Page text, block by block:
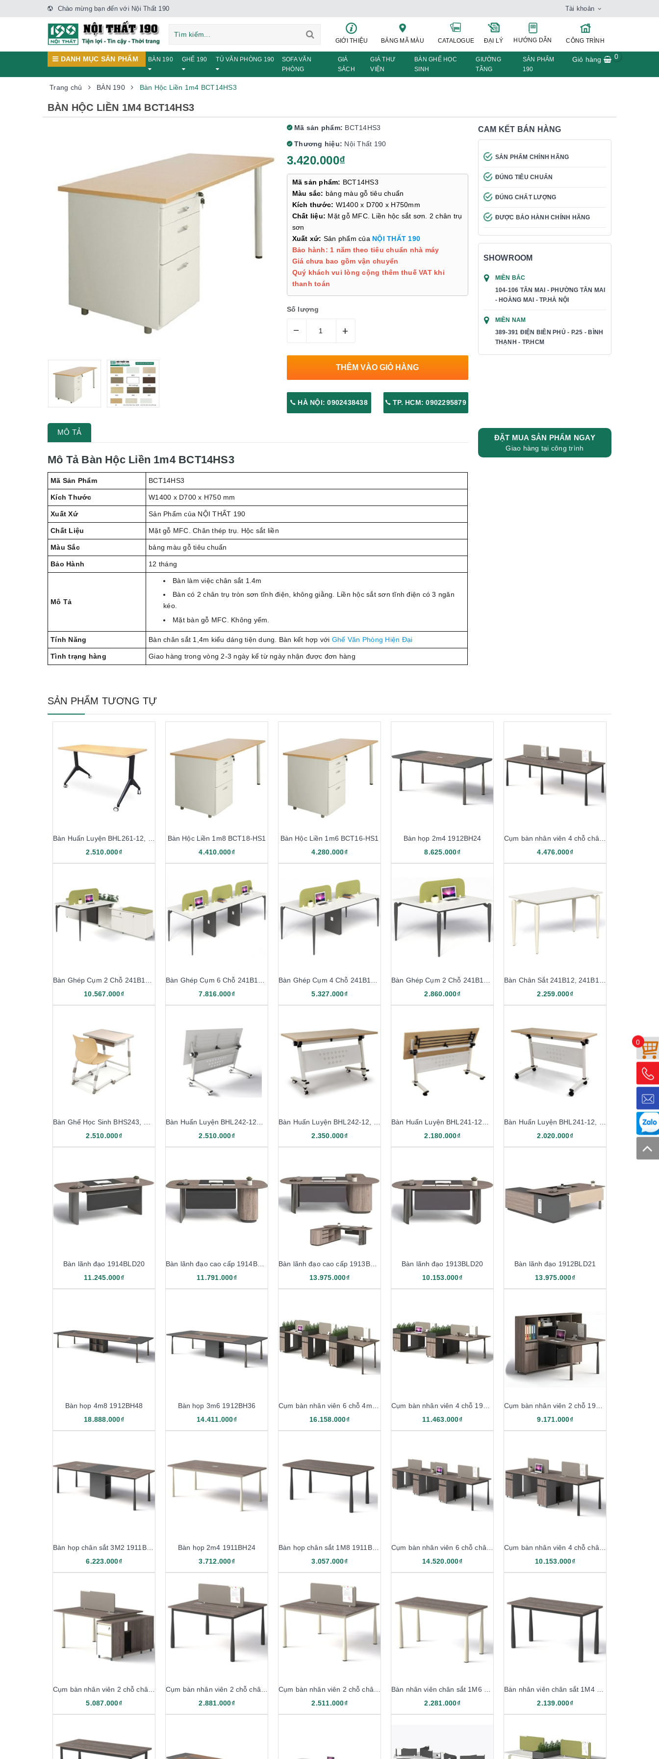
Chào mừng bạn đến với Nội Thất 190 Tài khoản
GIỚI THIỆU BẢNG MÃ MÀU CATALOGUE ĐẠI LÝ HƯỚNG DẪN CÔNG TRÌNH
DANH MỤC SẢN PHẨM BÀN 190 GHẾ 190 TỦ VĂN PHÒNG 190
SOFA VĂN
PHÒNG
GIÁ
SÁCH
GIÁ THƯ
VIỆN
BÀN GHẾ HỌC
SINH
GIƯỜNG
TẦNG
SẢN PHẨM
190
Giỏ hàng 0
Trang chủ BÀN 190 Bàn Hộc Liền 1m4 BCT14HS3
BÀN HỘC LIỀN 1M4 BCT14HS3
Mã sản phẩm: BCT14HS3
Thương hiệu: Nội Thất 190
3.420.000₫
Mã sản phẩm: BCT14HS3
Màu sắc: bảng màu gỗ tiêu chuẩn
Kích thước: W1400 x D700 x H750mm
Chất liệu: Mặt gỗ MFC. Liền hộc sắt sơn. 2 chân trụ
sơn
Xuất xứ: Sản phẩm của NỘI THẤT 190
Bảo hành: 1 năm theo tiêu chuẩn nhà máy
Giá chưa bao gồm vận chuyển
Quý khách vui lòng cộng thêm thuế VAT khi
thanh toán
Số lượng
– +
THÊM VÀO GIỎ HÀNG
HÀ NỘI: 0902438438 TP. HCM: 0902295879
CAM KẾT BÁN HÀNG
SẢN PHẨM CHÍNH HÃNG
ĐÚNG TIÊU CHUẨN
ĐÚNG CHẤT LƯỢNG
ĐƯỢC BẢO HÀNH CHÍNH HÃNG
SHOWROOM
MIỀN BẮC
104-106 TÂN MAI - PHƯỜNG TÂN MAI
- HOÀNG MAI - TP.HÀ NỘI
MIỀN NAM
389-391 ĐIỆN BIÊN PHỦ - P.25 - BÌNH
THẠNH - TP.HCM
MÔ TẢ
Mô Tả Bàn Hộc Liền 1m4 BCT14HS3
Mã Sản Phẩm BCT14HS3
Kích Thước W1400 x D700 x H750 mm
Xuất Xứ Sản Phẩm của NỘI THẤT 190
Chất Liệu Mặt gỗ MFC. Chân thép trụ. Hộc sắt liền
Màu Sắc bảng màu gỗ tiêu chuẩn
Bảo Hành 12 tháng
Mô Tả
Bàn làm việc chân sắt 1.4m
Bàn có 2 chân trụ tròn sơn tĩnh điện, không giằng. Liền hộc sắt sơn tĩnh điện có 3 ngăn
kéo.
Mặt bàn gỗ MFC. Không yếm.
Tính Năng Bàn chân sắt 1,4m kiểu dáng tiện dung. Bàn kết hợp với Ghế Văn Phòng Hiện Đại
Tình trạng hàng Giao hàng trong vòng 2-3 ngày kể từ ngày nhận được đơn hàng
ĐẶT MUA SẢN PHẨM NGAY
Giao hàng tại công trình
SẢN PHẨM TƯƠNG TỰ
2.510.000₫
Bàn Hộc Liền 1m8 BCT18-HS1
4.410.000₫
Bàn Hộc Liền 1m6 BCT16-HS1
4.280.000₫
Bàn họp 2m4 1912BH24
8.625.000₫
4.476.000₫
10.567.000₫
7.816.000₫
5.327.000₫
2.860.000₫
2.259.000₫
2.510.000₫
2.510.000₫
2.350.000₫
2.180.000₫
2.020.000₫
Bàn lãnh đạo 1914BLD20
11.245.000₫
Bàn lãnh đạo cao cấp 1914BLD22
11.791.000₫
Bàn lãnh đạo cao cấp 1913BLD22
13.975.000₫
Bàn lãnh đạo 1913BLD20
10.153.000₫
Bàn lãnh đạo 1912BLD21
13.975.000₫
Bàn họp 4m8 1912BH48
18.888.000₫
Bàn họp 3m6 1912BH36
14.411.000₫
16.158.000₫
11.463.000₫
9.171.000₫
Bàn họp chân sắt 3M2 1911BH32
6.223.000₫
Bàn họp 2m4 1911BH24
3.712.000₫
Bàn họp chân sắt 1M8 1911BH18
3.057.000₫
14.520.000₫
10.153.000₫
5.087.000₫
2.881.000₫
2.511.000₫
2.281.000₫
2.139.000₫
0